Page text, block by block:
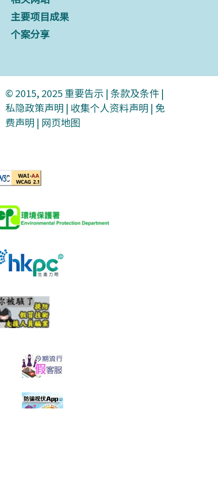
主要项目成果
个案分享
© 2015, 2025 重要告示 | 条款及条件 |
私隐政策声明 | 收集个人资料声明 | 免
费声明 | 网页地图